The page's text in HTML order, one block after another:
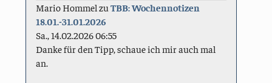
Mario Hommel zuTBB: Wochennotizen
18.01.-31.01.2026
Sa., 14.02.2026 06:55
Danke für den Tipp, schaue ich mir auch mal
an.